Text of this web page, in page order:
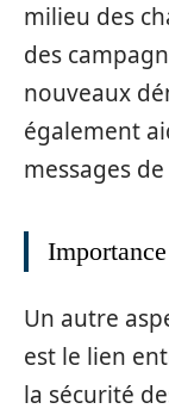
milieu des
des
nouveaux
également
messages
Un autre
est le lien
la sécurité